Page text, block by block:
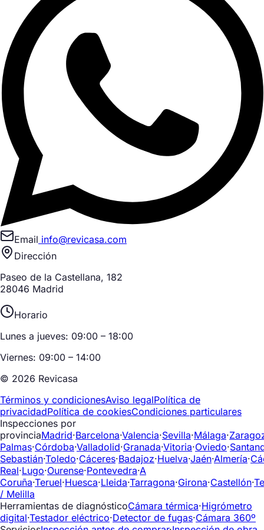
Email info@revicasa.com
Dirección
Paseo de la Castellana, 182
28046 Madrid
Horario
Lunes a jueves: 09:00 – 18:00
Viernes: 09:00 – 14:00
© 2026 Revicasa
Términos y condicionesAviso legalPolítica de
privacidadPolítica de cookiesCondiciones particulares
Inspecciones por
provinciaMadrid·Barcelona·Valencia·Sevilla·Málaga·
Palmas·Córdoba·Valladolid·Granada·Vitoria·Oviedo·
Sebastián·Toledo·Cáceres·Badajoz·Huelva·Jaén·Almería·
Real·Lugo·Ourense·Pontevedra·A
Coruña·Teruel·Huesca·Lleida·Tarragona·Girona·Castellón·
/ Melilla
Herramientas de diagnósticoCámara térmica·Higrómetro
digital·Testador eléctrico·Detector de fugas·Cámara 360º